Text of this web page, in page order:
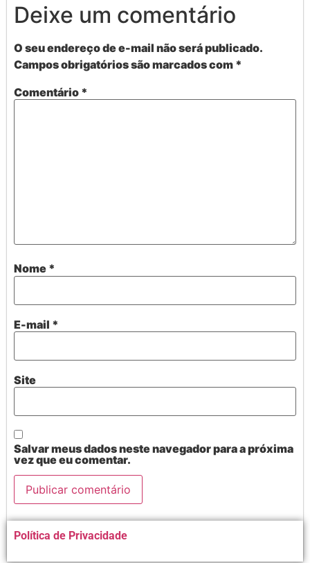
Deixe um comentário
O seu endereço de e-mail não será publicado.
Campos obrigatórios são marcados com *
Comentário *
Nome *
E-mail *
Site
Salvar meus dados neste navegador para a próxima
vez que eu comentar.
Alternative:
Política de Privacidade